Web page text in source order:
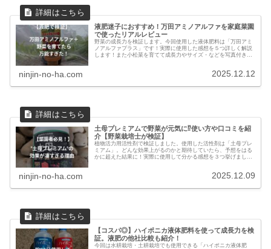
液肥迷子におすすめ！万田アミノアルファを家庭菜園
で使ったリアルレビュー
野菜の成長力を検証します。今回使用した液体肥料は「万田アミ
ノアルファプラス」です！実際に使用した感想を５つ詳しく解説
します！また小松菜を育てて成長力やサイズ・などを写真付きで
ninjin-no-ha.com 2025.12.12
土母プレミアムで野菜が元気に⁉使い方や口コミを紹
介【野菜栽培士が検証】
植物活力用活性剤で検証しました。使用した活性剤は「土母プレ
ミアム」。どんな効果上がるのかと期待していたら、予想をはる
かに超えた結果に！実際に使用して分かる感想を３つ挙げまし
ninjin-no-ha.com 2025.12.09
【コスパ◎】ハイポニカ液体肥料を使って成長力を検
証。液肥の他社比較も紹介！
今回は水耕栽培・土耕栽培でも使用できる「ハイポニカ液体肥